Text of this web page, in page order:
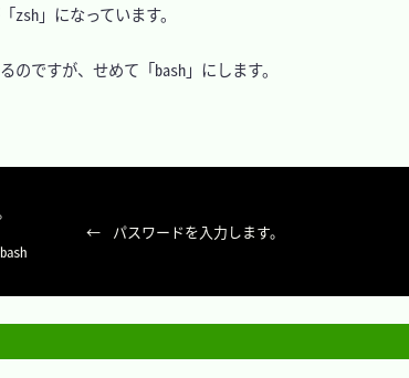
」になっています。
ですが、せめて「bash」にします。